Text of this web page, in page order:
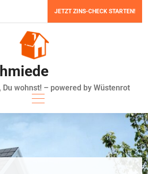
JETZT ZINS-CHECK STARTEN!
Du wohnst! – powered by Wüstenrot